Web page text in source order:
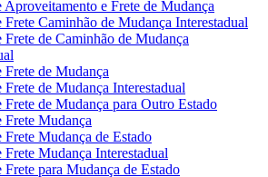
Aproveitamento e Frete de Mudança
Frete Caminhão de Mudança Interestadual
Frete de Caminhão de Mudança
Frete de Mudança
Frete de Mudança Interestadual
Frete de Mudança para Outro Estado
Frete Mudança
Frete Mudança de Estado
Frete Mudança Interestadual
Frete para Mudança de Estado